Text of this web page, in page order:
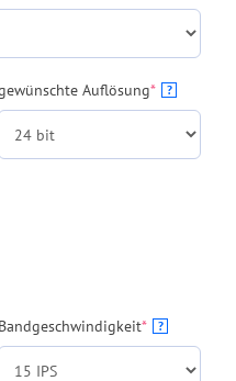
Auflösung*(required)
?
Bandgeschwindigkeit*(required)
?